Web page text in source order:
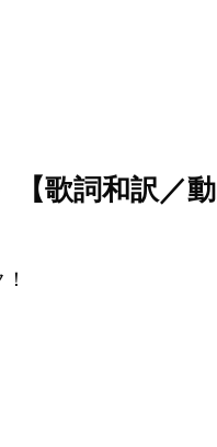
【歌詞和訳／動